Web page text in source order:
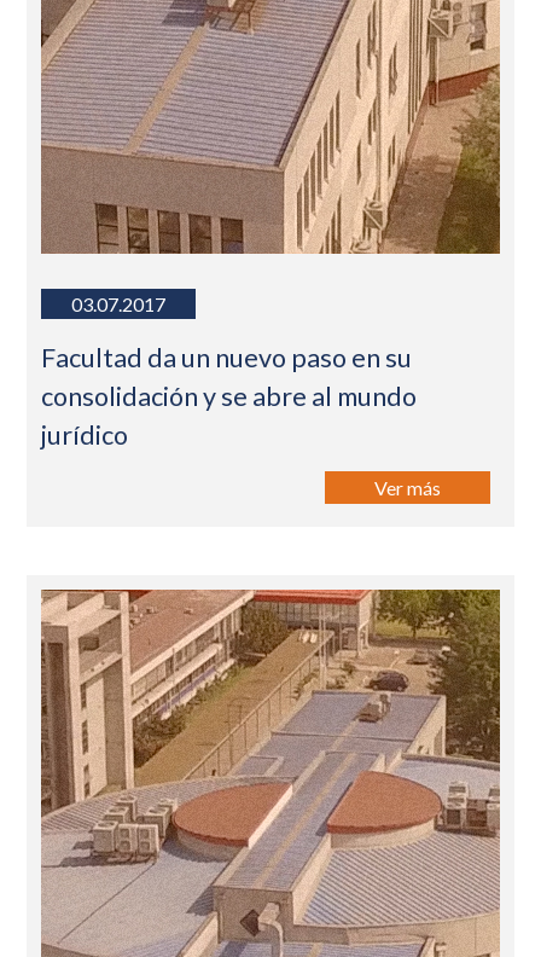
03.07.2017
Facultad da un nuevo paso en su
consolidación y se abre al mundo
jurídico
Ver más